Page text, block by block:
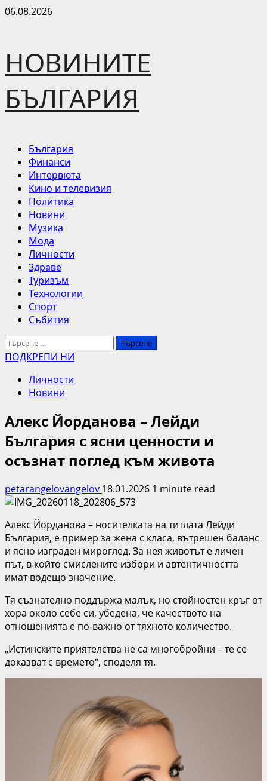
Skip
06.08.2026
НОВИНИТЕ
БЪЛГАРИЯ
Primary
Menu
България
Финанси
Интервюта
Кино и телевизия
Политика
Новини
Музика
Мода
Личности
Здраве
Туризъм
Технологии
Спорт
Събития
Търсене
за:
ПОДКРЕПИ НИ
Личности
Новини
Алекс Йорданова – Лейди
България с ясни ценности и
осъзнат поглед към живота
petarangelovangelov 18.01.2026 1 minute read
Алекс Йорданова – носителката на титлата Лейди
България, е пример за жена с класа, вътрешен баланс
и ясно изграден мироглед. За нея животът е личен
път, в който смислените избори и автентичността
имат водещо значение.
Тя съзнателно поддържа малък, но стойностен кръг от
хора около себе си, убедена, че качеството на
отношенията е по-важно от тяхното количество.
„Истинските приятелства не са многобройни – те се
доказват с времето“, споделя тя.